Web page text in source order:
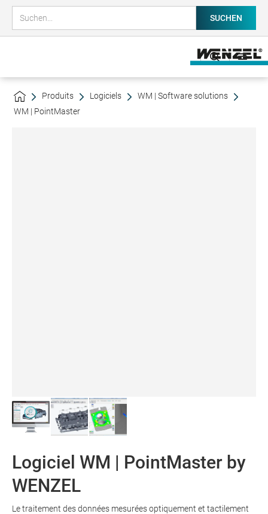
Produits Logiciels
WM | Software solutions
WM | PointMaster
Logiciel WM | PointMaster by
WENZEL
Le traitement des données mesurées optiquement et tactilement